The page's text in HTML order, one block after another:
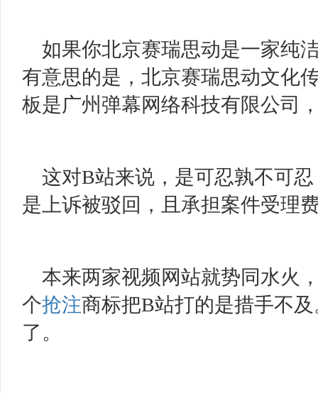
如果你北京赛瑞思动是一家纯
有意思的是，北京赛瑞思动文化
板是广州弹幕网络科技有限公司
这对B站来说，是可忍孰不可
是上诉被驳回，且承担案件受理
本来两家视频网站就势同水火
个抢注商标把B站打的是措手不
了。